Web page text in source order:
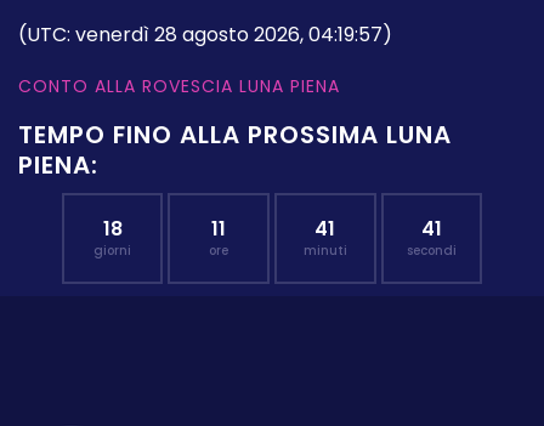
(UTC: venerdì 28 agosto 2026, 04:19:57)
CONTO ALLA ROVESCIA LUNA PIENA
TEMPO FINO ALLA PROSSIMA LUNA
PIENA:
18
giorni
11
ore
41
minuti
40
secondi